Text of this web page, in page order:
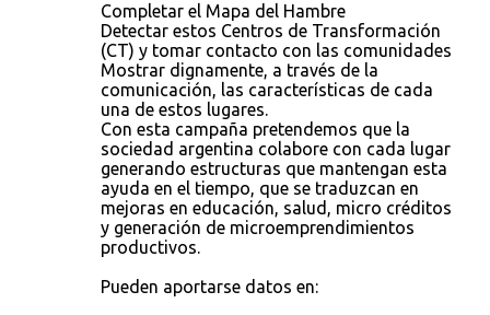
Completar el Mapa del Hambre
Detectar estos Centros de Transformación
(CT) y tomar contacto con las comunidades
Mostrar dignamente, a través de la
comunicación, las características de cada
una de estos lugares.
Con esta campaña pretendemos que la
sociedad argentina colabore con cada lugar
generando estructuras que mantengan esta
ayuda en el tiempo, que se traduzcan en
mejoras en educación, salud, micro créditos
y generación de microemprendimientos
productivos.
Pueden aportarse datos en: